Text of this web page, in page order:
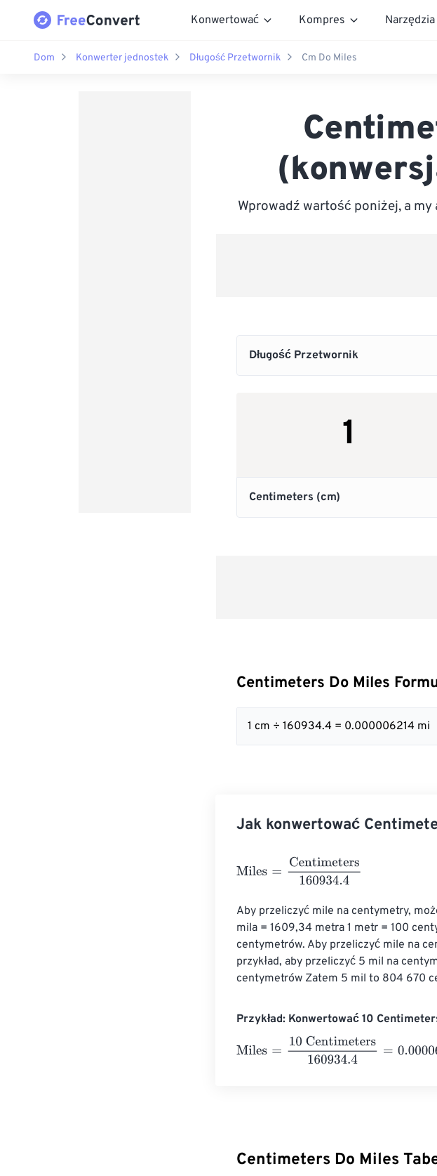
Konwertować Kompres Narzędzia
Dom Konwerter jednostek Długość Przetwornik Cm Do Miles
Wprowadź wartość poniżej, a
Centimeters Do Miles
1 cm ÷ 160934.4 = 0.000006214 mi
Jak konwertować
Miles Centimeters160934.4
Aby przeliczyć mile na centymetry,
mila = 1609,34 metra 1 metr = 100
centymetrów. Aby przeliczyć mile na
przykład, aby przeliczyć 5 mil na
centymetrów Zatem 5 mil to 804 670
Przykład: Konwertować 10
Miles
10 Centimeters160934.4 =
Centimeters Do Miles